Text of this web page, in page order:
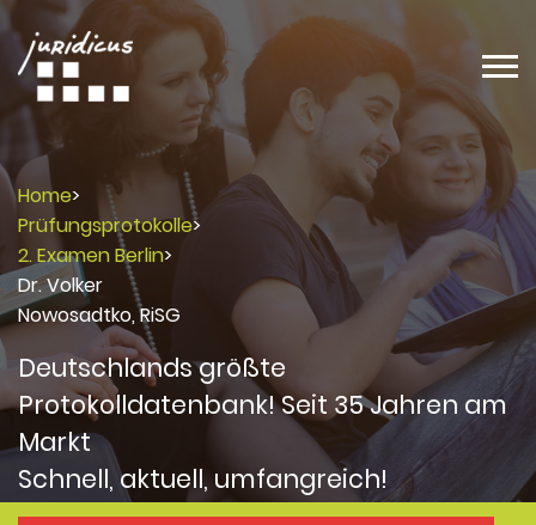
Home>
Prüfungsprotokolle>
2. Examen Berlin>
Dr. Volker
Nowosadtko, RiSG
Deutschlands größte
Protokolldatenbank! Seit 35 Jahren am
Markt
Schnell, aktuell, umfangreich!